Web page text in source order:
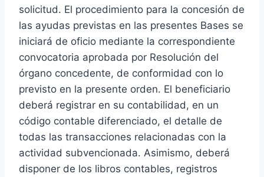
solicitud. El procedimiento para la concesión de
las ayudas previstas en las presentes Bases se
iniciará de oficio mediante la correspondiente
convocatoria aprobada por Resolución del
órgano concedente, de conformidad con lo
previsto en la presente orden. El beneficiario
deberá registrar en su contabilidad, en un
código contable diferenciado, el detalle de
todas las transacciones relacionadas con la
actividad subvencionada. Asimismo, deberá
disponer de los libros contables, registros